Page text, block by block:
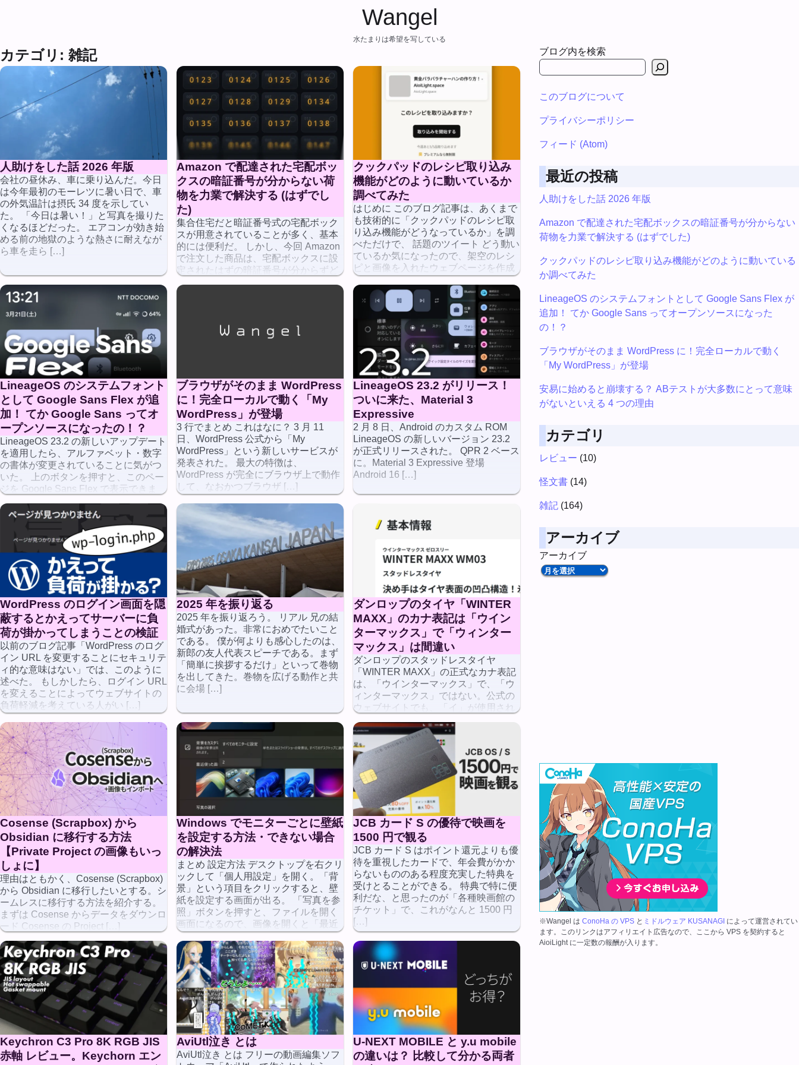
Wangel
水たまりは希望を写している
カテゴリ: 雑記
人助けをした話 2026 年版
会社の昼休み、車に乗り込んだ。今日
は今年最初のモーレツに暑い日で、車
の外気温計は摂氏 34 度を示してい
た。 「今日は暑い！」と写真を撮りた
くなるほどだった。 エアコンが効き始
める前の地獄のような熱さに耐えなが
ら車を走ら […]
Amazon で配達された宅配ボッ
クスの暗証番号が分からない荷
物を力業で解決する (はずでし
た)
集合住宅だと暗証番号式の宅配ボック
スが用意されていることが多く、基本
的には便利だ。 しかし、今回 Amazon
で注文した商品は、宅配ボックスに設
定されたはずの暗証番号が分からずど
在票や […]
クックパッドのレシピ取り込み
機能がどのように動いているか
調べてみた
はじめに このブログ記事は、あくまで
も技術的に「クックパッドのレシピ取
り込み機能がどうなっているか」を調
べただけで、 話題のツイート どう動い
ているか気になったので、架空のレシ
ピと画像を入れたウェブページを作成
して、読み […]
LineageOS のシステムフォント
として Google Sans Flex が追
加！ てか Google Sans ってオ
ープンソースになったの！？
LineageOS 23.2 の新しいアップデート
を適用したら、アルファベット・数字
の書体が変更されていることに気がつ
いた。 上のボタンを押すと、このペー
ジを Google Sans Flex で表示できま
ブラウザがそのまま WordPress
に！完全ローカルで動く「My
WordPress」が登場
3 行でまとめ これはなに？ 3 月 11
日、WordPress 公式から「My
WordPress」という新しいサービスが
発表された。 最大の特徴は、
WordPress が完全にブラウザ上で動作
して、なおかつブラウザ […]
LineageOS 23.2 がリリース！
ついに来た、Material 3
Expressive
2 月 8 日、Android のカスタム ROM
LineageOS の新しいバージョン 23.2
が正式リリースされた。 QPR 2 ベース
に。Material 3 Expressive 登場
Android 16 […]
WordPress のログイン画面を隠
蔽するとかえってサーバーに負
荷が掛かってしまうことの検証
以前のブログ記事「WordPress のログ
イン URL を変更することにセキュリテ
ィ的な意味はない」では、このように
述べた。 もしかしたら、ログイン URL
を変えることによってウェブサイトの
負荷軽減を考えている人がい […]
2025 年を振り返る
2025 年を振り返ろう。 リアル 兄の結
婚式があった。非常におめでたいこと
である。 僕が何よりも感心したのは、
新郎の友人代表スピーチである。まず
「簡単に挨拶するだけ」といって巻物
を出してきた。巻物を広げる動作と共
に会場 […]
ダンロップのタイヤ「WINTER
MAXX」のカナ表記は「ウイン
ターマックス」で「ウィンター
マックス」は間違い
ダンロップのスタッドレスタイヤ
「WINTER MAXX」の正式なカナ表記
は、「ウインターマックス」で、「ウ
ィンターマックス」ではない。公式の
ウェブサイトでも、「イ」が使用され
外のサイト […]
Cosense (Scrapbox) から
Obsidian に移行する方法
【Private Project の画像もいっ
しょに】
理由はともかく、Cosense (Scrapbox)
から Obsidian に移行したいとする。シ
ームレスに移行する方法を紹介する。
まずは Cosense からデータをダウンロ
ード Cosense の Project […]
Windows でモニターごとに壁紙
を設定する方法・できない場合
の解決法
まとめ 設定方法 デスクトップを右クリ
ックして「個人用設定」を開く。「背
景」という項目をクリックすると、壁
紙を設定する画面が出る。 「写真を参
照」ボタンを押すと、ファイルを開く
画面になるので、画像を開くと「最近
使った画像 […]
JCB カード S の優待で映画を
1500 円で観る
JCB カード S はポイント還元よりも優
待を重視したカードで、年会費がかか
らないもののある程度充実した特典を
受けとることができる。 特典で特に便
利だな、と思ったのが「各種映画館の
チケット」で、これがなんと 1500 円
[…]
Keychron C3 Pro 8K RGB JIS
赤軸 レビュー。Keychorn エン
AviUtl泣き とは
AviUtl泣き とは フリーの動画編集ソフ
U-NEXT MOBILE と y.u mobile
の違いは？ 比較して分かる両者
ブログ内を検索
このブログについて
プライバシーポリシー
フィード (Atom)
最近の投稿
人助けをした話 2026 年版
Amazon で配達された宅配ボックスの暗証番号が分からない
荷物を力業で解決する (はずでした)
クックパッドのレシピ取り込み機能がどのように動いている
か調べてみた
LineageOS のシステムフォントとして Google Sans Flex が
追加！ てか Google Sans ってオープンソースになった
の！？
ブラウザがそのまま WordPress に！完全ローカルで動く
「My WordPress」が登場
安易に始めると崩壊する？ ABテストが大多数にとって意味
がないといえる 4 つの理由
カテゴリ
レビュー (10)
怪文書(14)
雑記(164)
アーカイブ
アーカイブ
※Wangel は ConoHa の VPSと ミドルウェア KUSANAGI によって運営されてい
ます。このリンクはアフィリエイト広告なので、ここから VPS を契約すると
AioiLight に一定数の報酬が入ります。